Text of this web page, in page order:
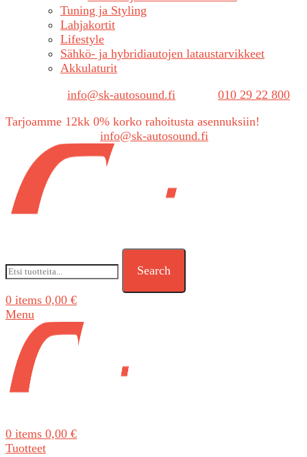
Tuning ja Styling
Lahjakortit
Lifestyle
Sähkö- ja hybridiautojen lataustarvikkeet
Akkulaturit
info@sk-autosound.fi
010 29 22 800
Tarjoamme 12kk 0% korko rahoitusta asennuksiin!
info@sk-autosound.fi
Search
0 items 0,00 €
Menu
0 items 0,00 €
Tuotteet